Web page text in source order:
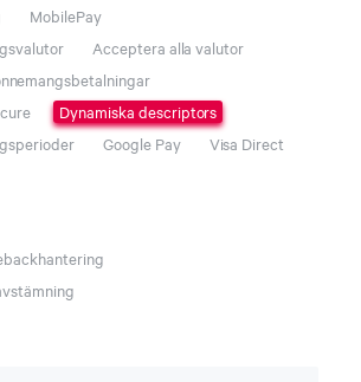
MobilePay
Acceptera alla valutor
Dynamiska descriptors
Google Pay Visa Direct